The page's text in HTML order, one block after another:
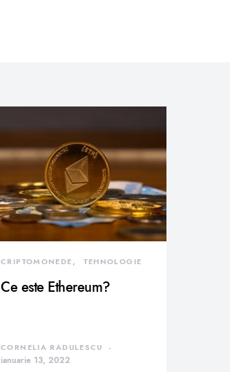
CRIPTOMONEDE TEHNOLOGIE
Ce este Ethereum?
CORNELIA RADULESCU
ianuarie 13, 2022